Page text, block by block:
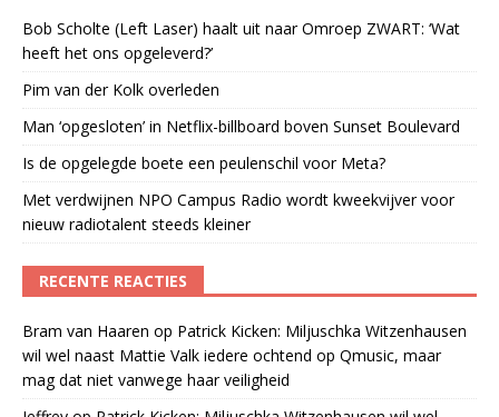
Bob Scholte (Left Laser) haalt uit naar Omroep ZWART: ‘Wat
heeft het ons opgeleverd?’
Pim van der Kolk overleden
Man ‘opgesloten’ in Netflix-billboard boven Sunset Boulevard
Is de opgelegde boete een peulenschil voor Meta?
Met verdwijnen NPO Campus Radio wordt kweekvijver voor
nieuw radiotalent steeds kleiner
RECENTE REACTIES
Bram van Haaren op Patrick Kicken: Miljuschka Witzenhausen
wil wel naast Mattie Valk iedere ochtend op Qmusic, maar
mag dat niet vanwege haar veiligheid